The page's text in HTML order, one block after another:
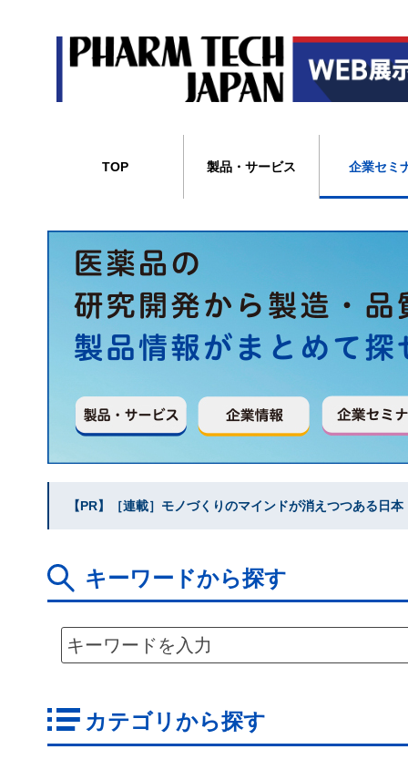
TOP 製品・サービス 企業セミ
【PR】［連載］モノづくりのマインドが消えつつある日
キーワードから探す
カテゴリから探す